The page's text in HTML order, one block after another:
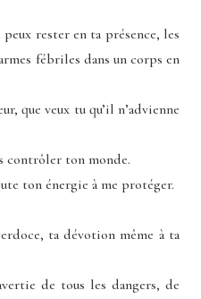
rester en ta présence, les
fébriles dans un corps en
que veux tu qu’il n’advienne
contrôler ton monde.
ton énergie à me protéger.
ta dévotion même à ta
de tous les dangers, de